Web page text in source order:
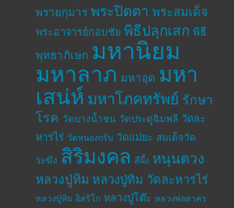
พรายกุมาร พระปิดตา พระสมเด็จ
พระอาจารย์กอบชัย พิธีปลุกเสก พิธี
พุทธาภิเษก มหานิยม
มหาลาภ มหาอุด มหา
เสน่ห์ มหาโภคทรัพย์ รักษา
โรค วัดบางน้ำชน วัดประดู่ฉิมพลี วัดละ
หารไร่ วัดหนองกรับ วัดแม่ยะ สมเด็จวัด
ระฆัง สิริมงคล สีผึ้ง หนุนดวง
หลวงปู่ทิม หลวงปู่ทิม วัดละหารไร่
หลวงปู่ทิม อิสริโก หลวงปู่โต๊ะ หลวงพ่อสาคร